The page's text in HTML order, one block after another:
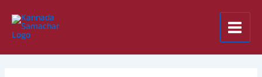
content